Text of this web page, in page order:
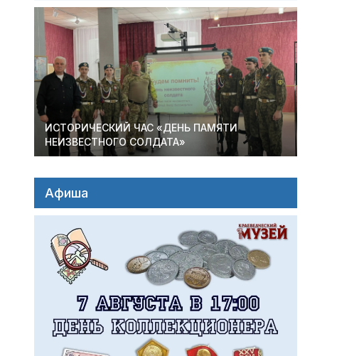
ИСТОРИЧЕСКИЙ ЧАС «ДЕНЬ ПАМЯТИ
НЕИЗВЕСТНОГО СОЛДАТА»
Афиша